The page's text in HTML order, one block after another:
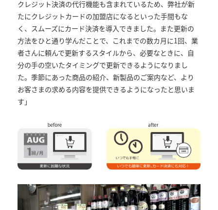
クレジット決済の代行機能も含まれているため、弊社が新
たにクレジットカードの加盟店になるといった手間もな
く、スムーズにカード決済を導入できました。また更新の
方法をひと通り学んだことで、これまでの数カ月に1回、業
者さんに頼んで更新するスタイルから、必要なときに、自
分の手の空いたタイミングで更新できるようになりまし
た。季節にあった商品の紹介、新製品のご案内など、より
お客さまの求める内容を提供できるようになったと思いま
す」